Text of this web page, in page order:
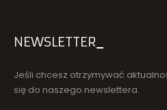
NEWSLETTER
Jeśli chcesz otrzymywać
się do naszego newslettera.